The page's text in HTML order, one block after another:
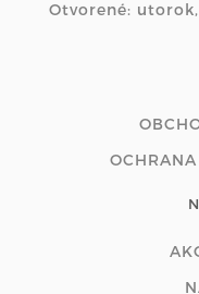
Otvorené: